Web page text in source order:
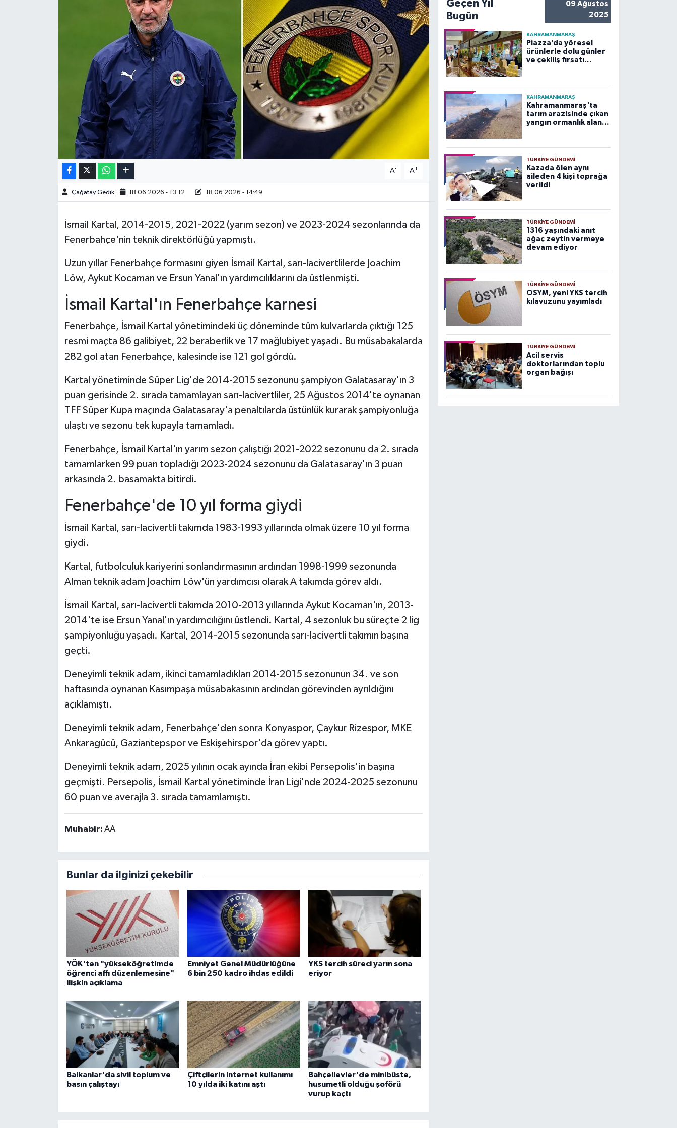
A- A+
Çağatay Gedik 18.06.2026 - 13:12 18.06.2026 - 14:49
İsmail Kartal, 2014-2015, 2021-2022 (yarım sezon) ve 2023-2024 sezonlarında da
Fenerbahçe'nin teknik direktörlüğü yapmıştı.
Uzun yıllar Fenerbahçe formasını giyen İsmail Kartal, sarı-lacivertlilerde Joachim
Löw, Aykut Kocaman ve Ersun Yanal'ın yardımcılıklarını da üstlenmişti.
⁠İsmail Kartal'ın Fenerbahçe karnesi
Fenerbahçe, İsmail Kartal yönetimindeki üç döneminde tüm kulvarlarda çıktığı 125
resmi maçta 86 galibiyet, 22 beraberlik ve 17 mağlubiyet yaşadı. Bu müsabakalarda
282 gol atan Fenerbahçe, kalesinde ise 121 gol gördü.
Kartal yönetiminde Süper Lig'de 2014-2015 sezonunu şampiyon Galatasaray'ın 3
puan gerisinde 2. sırada tamamlayan sarı-lacivertliler, 25 Ağustos 2014'te oynanan
TFF Süper Kupa maçında Galatasaray'a penaltılarda üstünlük kurarak şampiyonluğa
ulaştı ve sezonu tek kupayla tamamladı.
Fenerbahçe, İsmail Kartal'ın yarım sezon çalıştığı 2021-2022 sezonunu da 2. sırada
tamamlarken 99 puan topladığı 2023-2024 sezonunu da Galatasaray'ın 3 puan
arkasında 2. basamakta bitirdi.
Fenerbahçe'de 10 yıl forma giydi
İsmail Kartal, sarı-lacivertli takımda 1983-1993 yıllarında olmak üzere 10 yıl forma
giydi.
Kartal, futbolculuk kariyerini sonlandırmasının ardından 1998-1999 sezonunda
Alman teknik adam Joachim Löw'ün yardımcısı olarak A takımda görev aldı.
İsmail Kartal, sarı-lacivertli takımda 2010-2013 yıllarında Aykut Kocaman'ın, 2013-
2014'te ise Ersun Yanal'ın yardımcılığını üstlendi. Kartal, 4 sezonluk bu süreçte 2 lig
şampiyonluğu yaşadı. Kartal, 2014-2015 sezonunda sarı-lacivertli takımın başına
geçti.
Deneyimli teknik adam, ikinci tamamladıkları 2014-2015 sezonunun 34. ve son
haftasında oynanan Kasımpaşa müsabakasının ardından görevinden ayrıldığını
açıklamıştı.
Deneyimli teknik adam, Fenerbahçe'den sonra Konyaspor, Çaykur Rizespor, MKE
Ankaragücü, Gaziantepspor ve Eskişehirspor'da görev yaptı.
Deneyimli teknik adam, 2025 yılının ocak ayında İran ekibi Persepolis'in başına
geçmişti. Persepolis, İsmail Kartal yönetiminde İran Ligi'nde 2024-2025 sezonunu
60 puan ve averajla 3. sırada tamamlamıştı.
Muhabir: AA
Bunlar da ilginizi çekebilir
YÖK'ten "yükseköğretimde
öğrenci affı düzenlemesine"
ilişkin açıklama
Emniyet Genel Müdürlüğüne
6 bin 250 kadro ihdas edildi
YKS tercih süreci yarın sona
eriyor
Balkanlar'da sivil toplum ve
basın çalıştayı
Çiftçilerin internet kullanımı
10 yılda iki katını aştı
Bahçelievler'de minibüste,
husumetli olduğu şoförü
vurup kaçtı
Geçen Yıl
Bugün
09 Ağustos
2025
KAHRAMANMARAŞ
Piazza’da yöresel
ürünlerle dolu günler
ve çekiliş fırsatı
KAHRAMANMARAŞ
Kahramanmaraş'ta
tarım arazisinde çıkan
yangın ormanlık alana
TÜRKIYE GÜNDEMI
Kazada ölen aynı
aileden 4 kişi toprağa
verildi
TÜRKIYE GÜNDEMI
1316 yaşındaki anıt
ağaç zeytin vermeye
devam ediyor
TÜRKIYE GÜNDEMI
ÖSYM, yeni YKS tercih
kılavuzunu yayımladı
TÜRKIYE GÜNDEMI
Acil servis
doktorlarından toplu
organ bağışı